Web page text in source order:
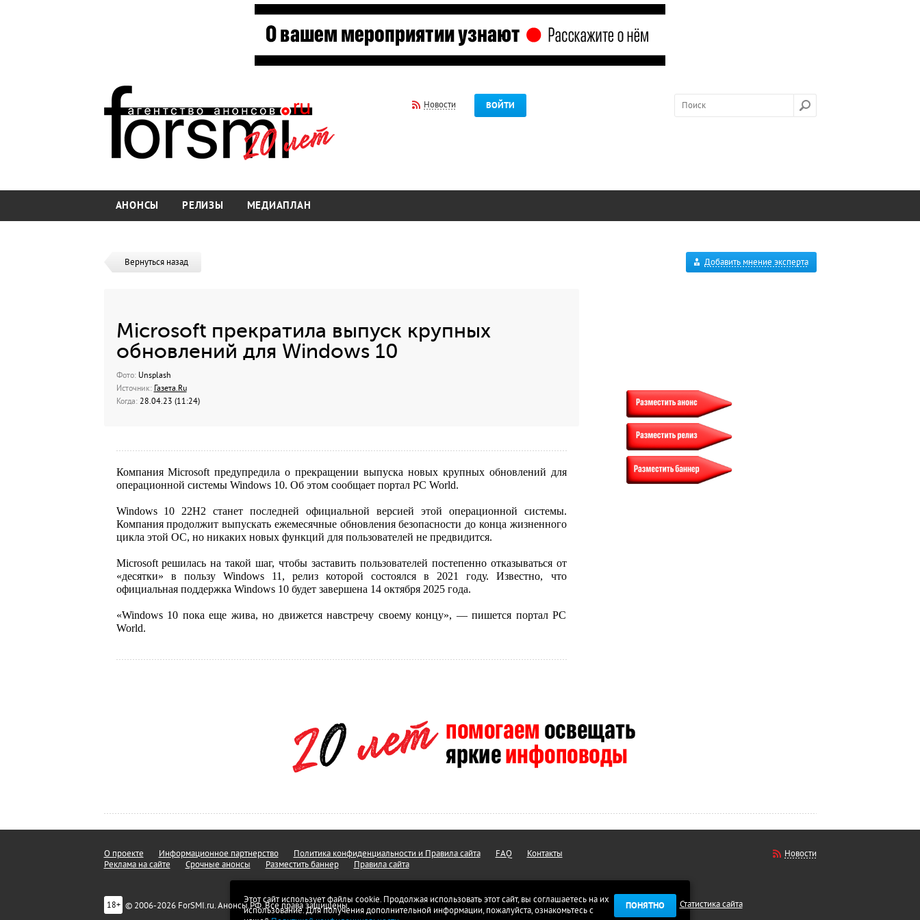
Новости ВОЙТИ
АНОНСЫ РЕЛИЗЫ МЕДИАПЛАН
Вернуться назад
Microsoft прекратила выпуск крупных
обновлений для Windows 10
Фото: Unsplash
Источник: Газета.Ru
Когда: 28.04.23 (11:24)
Компания Microsoft предупредила о прекращении выпуска новых крупных обновлений для
операционной системы Windows 10. Об этом сообщает портал PC World.
Windows 10 22H2 станет последней официальной версией этой операционной системы.
Компания продолжит выпускать ежемесячные обновления безопасности до конца жизненного
цикла этой ОС, но никаких новых функций для пользователей не предвидится.
Microsoft решилась на такой шаг, чтобы заставить пользователей постепенно отказываться от
«десятки» в пользу Windows 11, релиз которой состоялся в 2021 году. Известно, что
официальная поддержка Windows 10 будет завершена 14 октября 2025 года.
«Windows 10 пока еще жива, но движется навстречу своему концу», — пишется портал PC
World.
Добавить мнение эксперта
Этот сайт использует файлы cookie. Продолжая использовать этот сайт, вы соглашаетесь на их
использование. Для получения дополнительной информации, пожалуйста, ознакомьтесь с
ПОНЯТНО
О проекте Информационное партнерство Политика конфиденциальности и Правила сайта FAQ
Контакты
Реклама на сайте
Срочные анонсы Разместить баннер Правила сайта
18+ © 2006-2026 ForSMI.ru. Анонсы.РФ. Все права защищены.
Новости
Статистика сайта